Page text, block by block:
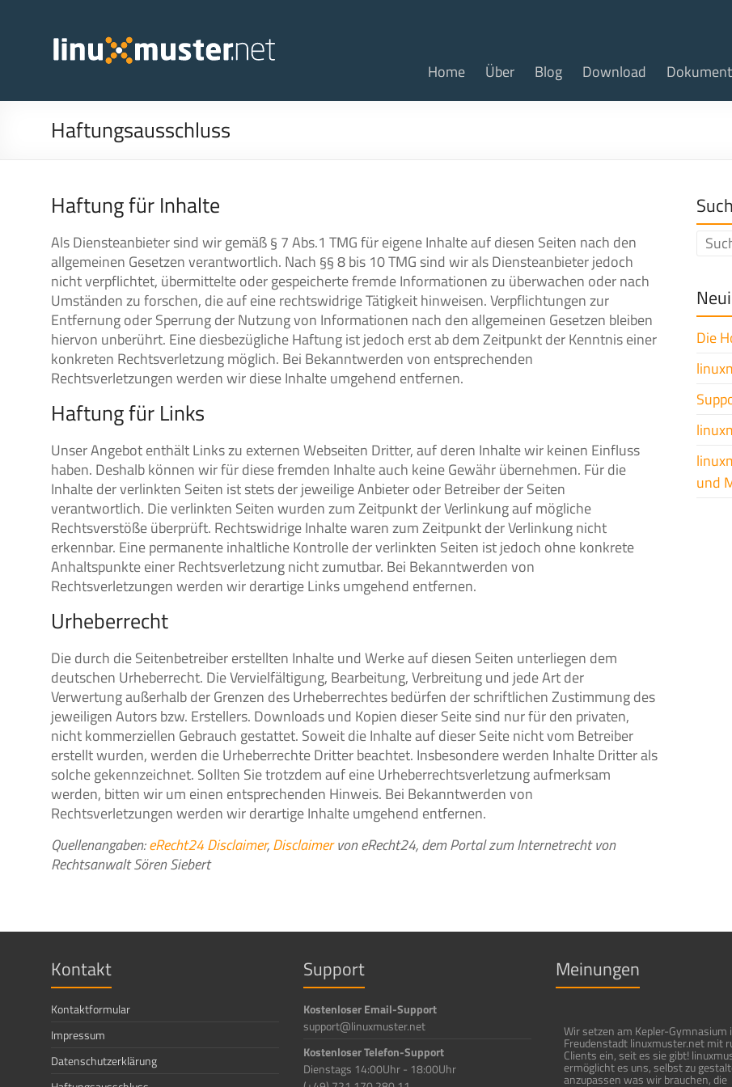
Home Über Blog Download
Haftungsausschluss
Haftung für Inhalte
Als Diensteanbieter sind wir gemäß § 7 Abs.1 TMG für eigene Inhalte auf diesen Seiten nach den
allgemeinen Gesetzen verantwortlich. Nach §§ 8 bis 10 TMG sind wir als Diensteanbieter jedoch
nicht verpflichtet, übermittelte oder gespeicherte fremde Informationen zu überwachen oder nach
Umständen zu forschen, die auf eine rechtswidrige Tätigkeit hinweisen. Verpflichtungen zur
Entfernung oder Sperrung der Nutzung von Informationen nach den allgemeinen Gesetzen bleiben
hiervon unberührt. Eine diesbezügliche Haftung ist jedoch erst ab dem Zeitpunkt der Kenntnis einer
konkreten Rechtsverletzung möglich. Bei Bekanntwerden von entsprechenden
Rechtsverletzungen werden wir diese Inhalte umgehend entfernen.
Haftung für Links
Unser Angebot enthält Links zu externen Webseiten Dritter, auf deren Inhalte wir keinen Einfluss
haben. Deshalb können wir für diese fremden Inhalte auch keine Gewähr übernehmen. Für die
Inhalte der verlinkten Seiten ist stets der jeweilige Anbieter oder Betreiber der Seiten
verantwortlich. Die verlinkten Seiten wurden zum Zeitpunkt der Verlinkung auf mögliche
Rechtsverstöße überprüft. Rechtswidrige Inhalte waren zum Zeitpunkt der Verlinkung nicht
erkennbar. Eine permanente inhaltliche Kontrolle der verlinkten Seiten ist jedoch ohne konkrete
Anhaltspunkte einer Rechtsverletzung nicht zumutbar. Bei Bekanntwerden von
Rechtsverletzungen werden wir derartige Links umgehend entfernen.
Urheberrecht
Die durch die Seitenbetreiber erstellten Inhalte und Werke auf diesen Seiten unterliegen dem
deutschen Urheberrecht. Die Vervielfältigung, Bearbeitung, Verbreitung und jede Art der
Verwertung außerhalb der Grenzen des Urheberrechtes bedürfen der schriftlichen Zustimmung des
jeweiligen Autors bzw. Erstellers. Downloads und Kopien dieser Seite sind nur für den privaten,
nicht kommerziellen Gebrauch gestattet. Soweit die Inhalte auf dieser Seite nicht vom Betreiber
erstellt wurden, werden die Urheberrechte Dritter beachtet. Insbesondere werden Inhalte Dritter als
solche gekennzeichnet. Sollten Sie trotzdem auf eine Urheberrechtsverletzung aufmerksam
werden, bitten wir um einen entsprechenden Hinweis. Bei Bekanntwerden von
Rechtsverletzungen werden wir derartige Inhalte umgehend entfernen.
Quellenangaben:eRecht24 Disclaimer,Disclaimervon eRecht24, dem Portal zum Internetrecht von
Rechtsanwalt Sören Siebert
Die
und
Kontakt
Kontaktformular
Impressum
Datenschutzerklärung
Support
Kostenloser Email-Support
support@linuxmuster.net
Kostenloser Telefon-Support
Dienstags 14:00Uhr - 18:00Uhr
Meinungen
Wir setzen am Kepler-Gymnasium
Freudenstadt linuxmuster.net mit
Clients ein, seit es sie gibt!
ermöglicht es uns, selbst zu
anzupassen was wir brauchen, die